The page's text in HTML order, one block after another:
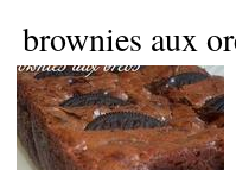
brownies aux